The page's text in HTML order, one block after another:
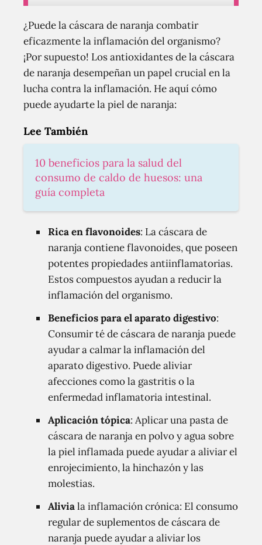
¿Puede la cáscara de naranja combatir
eficazmente la inflamación del organismo?
¡Por supuesto! Los antioxidantes de la cáscara
de naranja desempeñan un papel crucial en la
lucha contra la inflamación. He aquí cómo
puede ayudarte la piel de naranja:
Lee También
10 beneficios para la salud del
consumo de caldo de huesos: una
guía completa
Rica en flavonoides: La cáscara de
naranja contiene flavonoides, que poseen
potentes propiedades antiinflamatorias.
Estos compuestos ayudan a reducir la
inflamación del organismo.
Beneficios para el aparato digestivo:
Consumir té de cáscara de naranja puede
ayudar a calmar la inflamación del
aparato digestivo. Puede aliviar
afecciones como la gastritis o la
enfermedad inflamatoria intestinal.
Aplicación tópica: Aplicar una pasta de
cáscara de naranja en polvo y agua sobre
la piel inflamada puede ayudar a aliviar el
enrojecimiento, la hinchazón y las
molestias.
Aliviala inflamación crónica: El consumo
regular de suplementos de cáscara de
naranja puede ayudar a aliviar los